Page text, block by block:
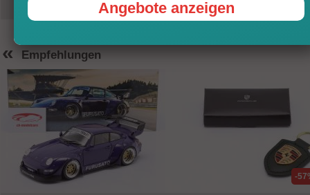
« Empfehlungen
-
Angebote anzeigen